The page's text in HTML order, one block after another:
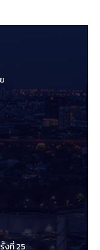
งที่ 25